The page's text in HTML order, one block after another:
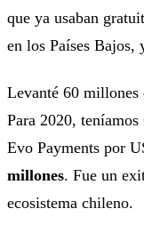
que ya usaban
en los Países Bajos,
Levanté 60 millones
Para 2020,
Evo Payments por
millones. Fue un
ecosistema chileno.